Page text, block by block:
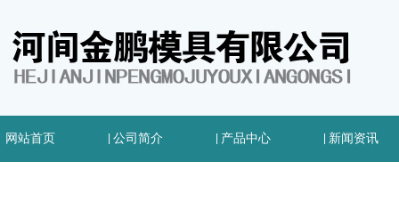
网站首页 公司简介 产品中心 新闻资讯